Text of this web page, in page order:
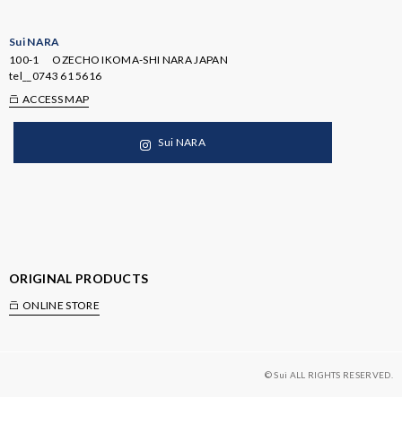
Sui NARA
100-1 OZECHO IKOMA-SHI NARA JAPAN
tel__ 0743 61 5616
ACCESS MAP
Sui NARA
ORIGINAL PRODUCTS
ONLINE STORE
© Sui ALL RIGHTS RESERVED.